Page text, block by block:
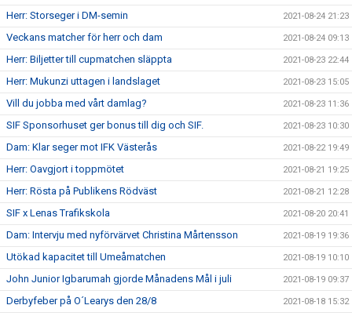
Herr: Storseger i DM-semin 2021-08-24 21:23
Veckans matcher för herr och dam 2021-08-24 09:13
Herr: Biljetter till cupmatchen släppta 2021-08-23 22:44
Herr: Mukunzi uttagen i landslaget 2021-08-23 15:05
Vill du jobba med vårt damlag? 2021-08-23 11:36
SIF Sponsorhuset ger bonus till dig och SIF. 2021-08-23 10:30
Dam: Klar seger mot IFK Västerås 2021-08-22 19:49
Herr: Oavgjort i toppmötet 2021-08-21 19:25
Herr: Rösta på Publikens Rödväst 2021-08-21 12:28
SIF x Lenas Trafikskola 2021-08-20 20:41
Dam: Intervju med nyförvärvet Christina Mårtensson 2021-08-19 19:36
Utökad kapacitet till Umeåmatchen 2021-08-19 10:10
John Junior Igbarumah gjorde Månadens Mål i juli 2021-08-19 09:37
Derbyfeber på O´Learys den 28/8 2021-08-18 15:32